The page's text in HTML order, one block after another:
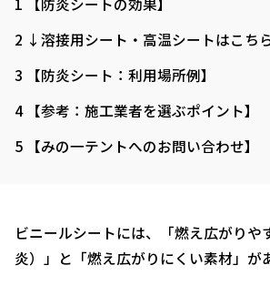
2 ↓溶接用シート・高温シートはこち
3 【防炎シート：利用場所例】
4【参考：施工業者を選ぶポイント】
5 【みの一テントへのお問い合わせ】
ビニールシートには、「燃え広がりや
炎）」と「燃え広がりにくい素材」が